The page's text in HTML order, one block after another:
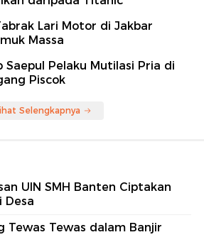
Lari Motor di Jakbar
Massa
Saepul Pelaku Mutilasi Pria di
Piscok
Selengkapnya
UIN SMH Banten Ciptakan
Desa
Tewas Tewas dalam Banjir